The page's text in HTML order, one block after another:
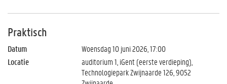
Praktisch
Datum
Woensdag 10 juni 2026, 17:00
Locatie
auditorium 1, iGent (eerste verdieping),
Technologiepark Zwijnaarde 126, 9052